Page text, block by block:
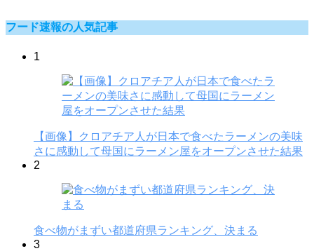
フード速報の人気記事
1
【画像】クロアチア人が日本で食べたラーメンの美味
さに感動して母国にラーメン屋をオープンさせた結果
2
食べ物がまずい都道府県ランキング、決まる
3